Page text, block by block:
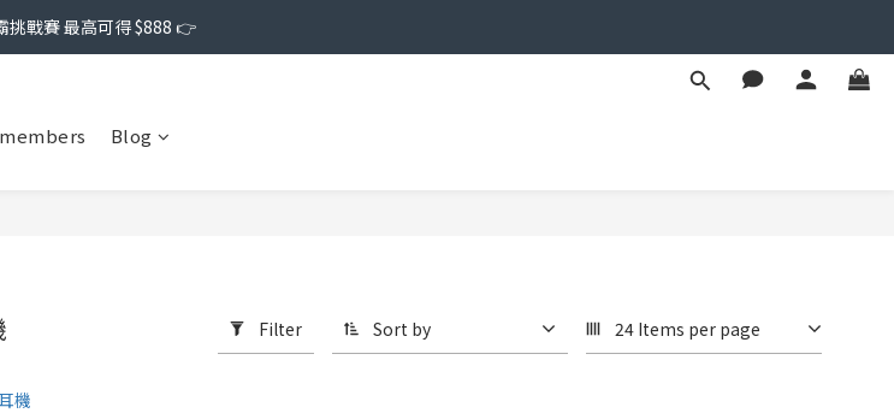
挑戰賽 最高可得 $888 👉
members Blog
Filter Sort by 24 Items per page